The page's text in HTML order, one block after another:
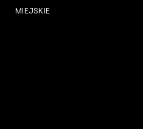
woj. warmińsko-mazurskie
MIEJSKIE